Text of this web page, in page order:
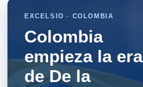
EXCELSIO · COLOMBIA
Colombia
empieza la era
de De la